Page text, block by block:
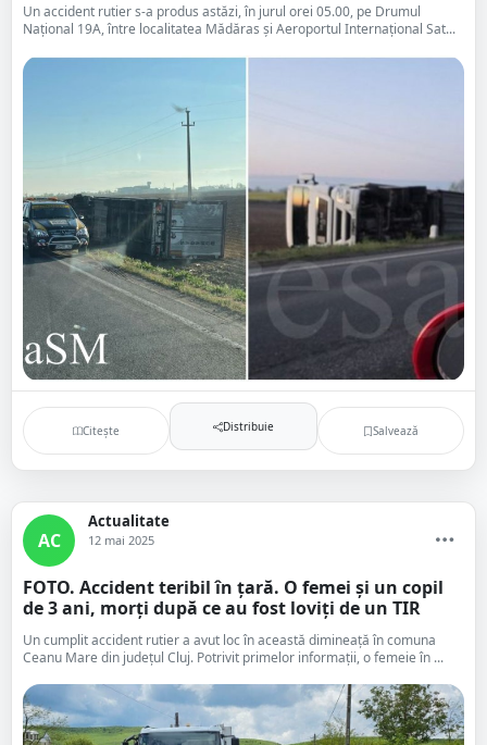
Un accident rutier s-a produs astăzi, în jurul orei 05.00, pe Drumul
Național 19A, între localitatea Mădăras și Aeroportul Internațional Sat...
Citește Distribuie Salvează
AC
Actualitate
12 mai 2025
FOTO. Accident teribil în țară. O femei și un copil
de 3 ani, morți după ce au fost loviți de un TIR
Un cumplit accident rutier a avut loc în această dimineață în comuna
Ceanu Mare din județul Cluj. Potrivit primelor informații, o femeie în ...